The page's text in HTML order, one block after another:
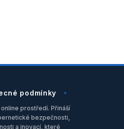
podmínky
prostředí. Přináší
bezpečnosti,
a inovací, které